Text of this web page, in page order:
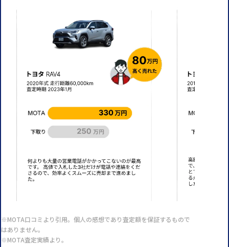
※MOTA口コミより引用。個人の感想であり査定額を保証するもので
はありません。
※MOTA査定実績より。